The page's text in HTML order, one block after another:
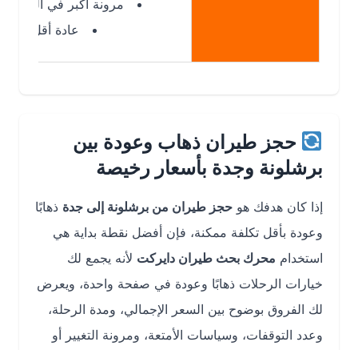
مرونة أكبر في المواعيد
عادة أقل سعرًا
حجز طيران ذهاب وعودة بين
برشلونة وجدة بأسعار رخيصة
إذا كان هدفك هوحجز طيران من برشلونة إلى جدةذهابًا
وعودة بأقل تكلفة ممكنة، فإن أفضل نقطة بداية هي
استخداممحرك بحث طيران دايركتلأنه يجمع لك
خيارات الرحلات ذهابًا وعودة في صفحة واحدة، ويعرض
لك الفروق بوضوح بين السعر الإجمالي، ومدة الرحلة،
وعدد التوقفات، وسياسات الأمتعة، ومرونة التغيير أو